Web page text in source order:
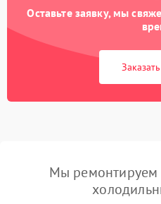
Оставьте заявку, мы
Мы ремонтируем